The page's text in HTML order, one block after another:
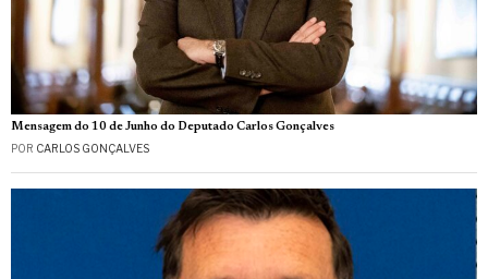
Mensagem do 10 de Junho do Deputado Carlos Gonçalves
POR CARLOS GONÇALVES